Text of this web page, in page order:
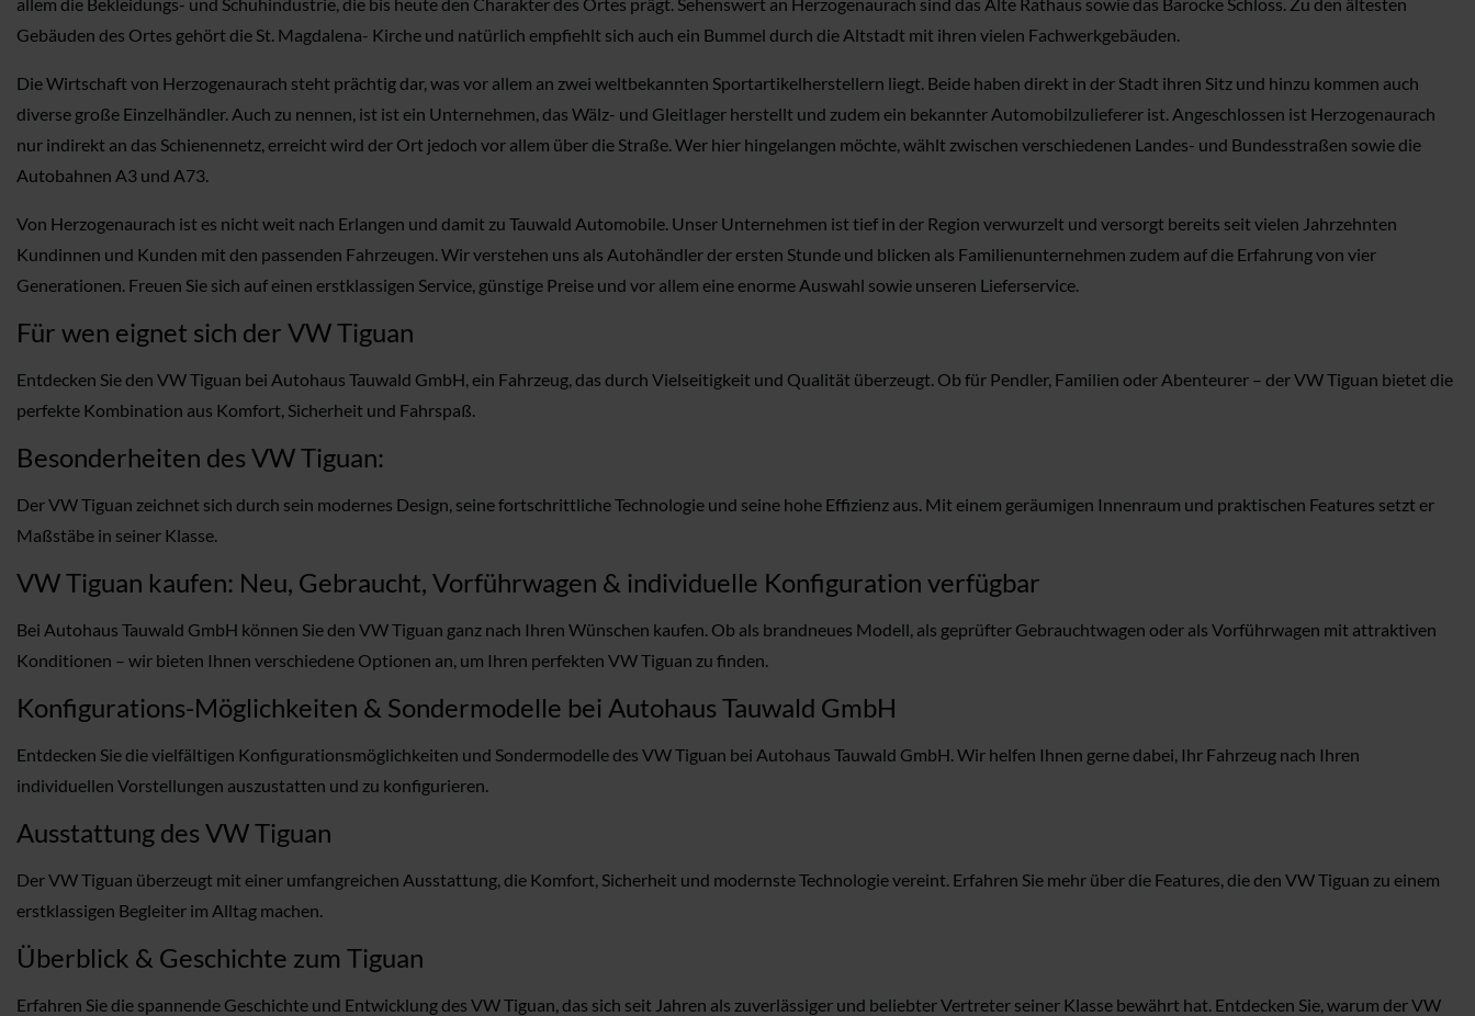
Gebäuden des Ortes gehört die St. Magdalena- Kirche und natürlich empfiehlt sich auch ein Bummel durch die Altstadt mit ihren vielen Fachwerkgebäuden.
Die Wirtschaft von Herzogenaurach steht prächtig dar, was vor allem an zwei weltbekannten Sportartikelherstellern liegt. Beide haben direkt in der Stadt ihren Sitz und hinzu kommen auch
diverse große Einzelhändler. Auch zu nennen, ist ist ein Unternehmen, das Wälz- und Gleitlager herstellt und zudem ein bekannter Automobilzulieferer ist. Angeschlossen ist Herzogenaurach
nur indirekt an das Schienennetz, erreicht wird der Ort jedoch vor allem über die Straße. Wer hier hingelangen möchte, wählt zwischen verschiedenen Landes- und Bundesstraßen sowie die
Autobahnen A3 und A73.
Von Herzogenaurach ist es nicht weit nach Erlangen und damit zu Tauwald Automobile. Unser Unternehmen ist tief in der Region verwurzelt und versorgt bereits seit vielen Jahrzehnten
Kundinnen und Kunden mit den passenden Fahrzeugen. Wir verstehen uns als Autohändler der ersten Stunde und blicken als Familienunternehmen zudem auf die Erfahrung von vier
Generationen. Freuen Sie sich auf einen erstklassigen Service, günstige Preise und vor allem eine enorme Auswahl sowie unseren Lieferservice.
Für wen eignet sich der VW Tiguan
Entdecken Sie den VW Tiguan bei Autohaus Tauwald GmbH, ein Fahrzeug, das durch Vielseitigkeit und Qualität überzeugt. Ob für Pendler, Familien oder Abenteurer – der VW Tiguan bietet die
perfekte Kombination aus Komfort, Sicherheit und Fahrspaß.
Besonderheiten des VW Tiguan:
Der VW Tiguan zeichnet sich durch sein modernes Design, seine fortschrittliche Technologie und seine hohe Effizienz aus. Mit einem geräumigen Innenraum und praktischen Features setzt er
Maßstäbe in seiner Klasse.
VW Tiguan kaufen: Neu, Gebraucht, Vorführwagen & individuelle Konfiguration verfügbar
Bei Autohaus Tauwald GmbH können Sie den VW Tiguan ganz nach Ihren Wünschen kaufen. Ob als brandneues Modell, als geprüfter Gebrauchtwagen oder als Vorführwagen mit attraktiven
Konditionen – wir bieten Ihnen verschiedene Optionen an, um Ihren perfekten VW Tiguan zu finden.
Konfigurations-Möglichkeiten & Sondermodelle bei Autohaus Tauwald GmbH
Entdecken Sie die vielfältigen Konfigurationsmöglichkeiten und Sondermodelle des VW Tiguan bei Autohaus Tauwald GmbH. Wir helfen Ihnen gerne dabei, Ihr Fahrzeug nach Ihren
individuellen Vorstellungen auszustatten und zu konfigurieren.
Ausstattung des VW Tiguan
Der VW Tiguan überzeugt mit einer umfangreichen Ausstattung, die Komfort, Sicherheit und modernste Technologie vereint. Erfahren Sie mehr über die Features, die den VW Tiguan zu einem
erstklassigen Begleiter im Alltag machen.
Überblick & Geschichte zum Tiguan
Erfahren Sie die spannende Geschichte und Entwicklung des VW Tiguan, das sich seit Jahren als zuverlässiger und beliebter Vertreter seiner Klasse bewährt hat. Entdecken Sie, warum der VW